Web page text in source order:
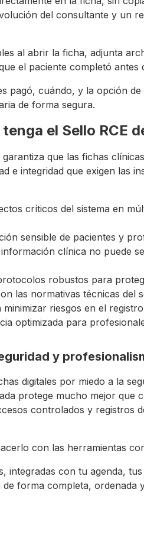
del consultante y un
al abrir la ficha, adjunta
el paciente completó antes
pagó, cuándo, y la opción
de forma segura.
el Sello RCE
que las fichas
e integridad que exigen las
críticos del sistema en
sensible de pacientes y
clínica no puede
robustos para
las normativas técnicas del
riesgos en el
optimizada para
y
digitales por miedo a la
protege mucho mejor que
controlados y registros
con las herramientas
integradas con tu agenda,
forma completa, ordenada